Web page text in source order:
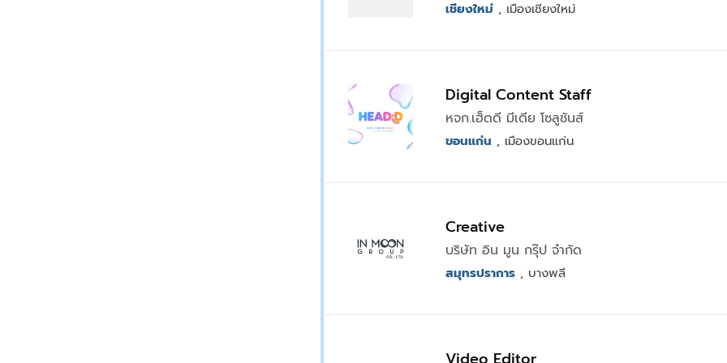
เชียงใหม่, เมืองเชียงใหม่
Digital Content Staff
หจก.เฮ็ดดี มีเดีย โซลูชันส์
ขอนแก่น , เมืองขอนแก่น
Creative
บริษัท อิน มูน กรุ๊ป จำกัด
สมุทรปราการ, บางพลี